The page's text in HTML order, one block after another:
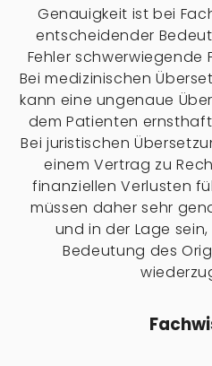
Genauigkeit ist bei
entscheidender
Fehler schwerwiegende
Bei medizinischen
kann eine ungenaue
dem Patienten
Bei juristischen
einem Vertrag zu
finanziellen Verlusten
müssen daher sehr
und in der Lage
Bedeutung des